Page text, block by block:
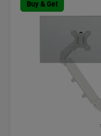
Buy & Get